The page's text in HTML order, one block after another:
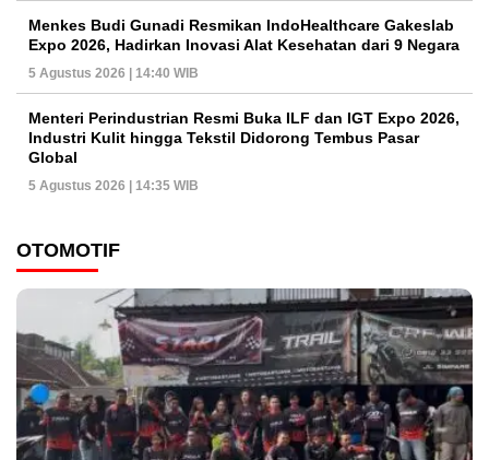
Menkes Budi Gunadi Resmikan IndoHealthcare Gakeslab
Expo 2026, Hadirkan Inovasi Alat Kesehatan dari 9 Negara
5 Agustus 2026 | 14:40 WIB
Menteri Perindustrian Resmi Buka ILF dan IGT Expo 2026,
Industri Kulit hingga Tekstil Didorong Tembus Pasar
Global
5 Agustus 2026 | 14:35 WIB
OTOMOTIF